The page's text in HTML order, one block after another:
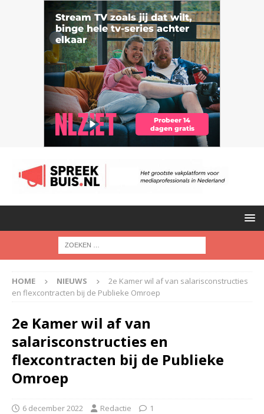
HOME NIEUWS
2e Kamer wil af van salarisconstructies
en flexcontracten bij de Publieke Omroep
2e Kamer wil af van
salarisconstructies en
flexcontracten bij de Publieke
Omroep
6 december 2022 Redactie 1